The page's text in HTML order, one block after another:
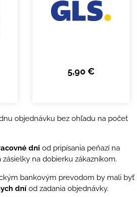
5,90 €
objednávku bez ohľadu na počet
dni od pripísania peňazí na
na dobierku zákazníkom.
bankovým prevodom by mali byť
dní od zadania objednávky.